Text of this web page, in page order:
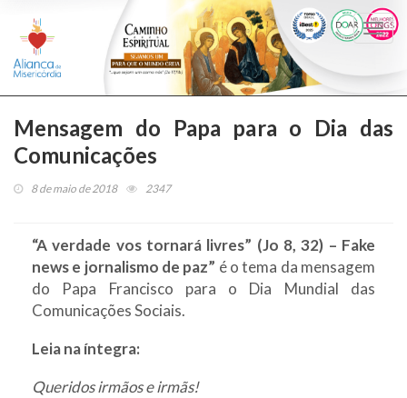
Mensagem do Papa para o Dia das
Comunicações
8 de maio de 2018 2347
“A verdade vos tornará livres” (Jo 8, 32) – Fake
news e jornalismo de paz” é o tema da mensagem
do Papa Francisco para o Dia Mundial das
Comunicações Sociais.
Leia na íntegra:
Queridos irmãos e irmãs!